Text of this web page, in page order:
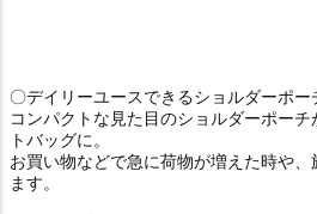
〇デイリーユースできるショルダーポー
コンパクトな見た目のショルダーポー
トバッグに。
お買い物などで急に荷物が増えた時や
ます。